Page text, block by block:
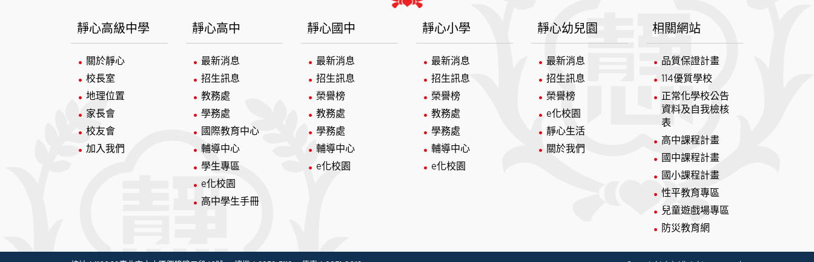
靜心高級中學
關於靜心
校長室
地理位置
家長會
校友會
加入我們
靜心高中
最新消息
招生訊息
教務處
學務處
國際教育中心
輔導中心
學生專區
e化校園
高中學生手冊
靜心國中
最新消息
招生訊息
榮譽榜
教務處
學務處
輔導中心
e化校園
靜心小學
最新消息
招生訊息
榮譽榜
教務處
學務處
輔導中心
e化校園
靜心幼兒園
最新消息
招生訊息
榮譽榜
e化校園
靜心生活
關於我們
相關網站
品質保證計畫
114優質學校
正常化學校公告
資料及自我檢核
表
高中課程計畫
國中課程計畫
國小課程計畫
性平教育專區
兒童遊戲場專區
防災教育網